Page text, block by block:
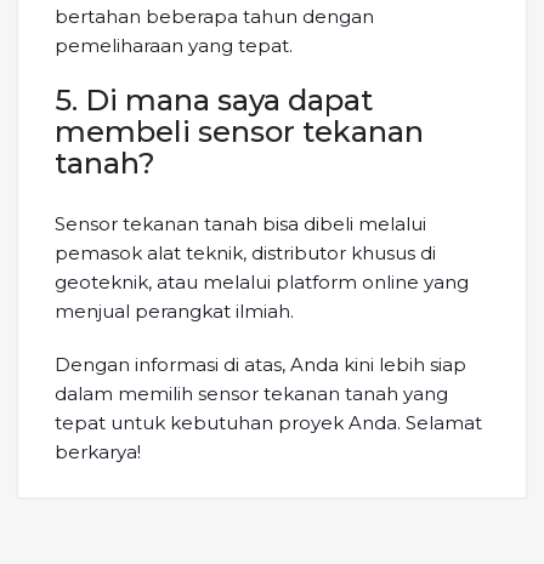
bertahan beberapa tahun dengan
pemeliharaan yang tepat.
5. Di mana saya dapat
membeli sensor tekanan
tanah?
Sensor tekanan tanah bisa dibeli melalui
pemasok alat teknik, distributor khusus di
geoteknik, atau melalui platform online yang
menjual perangkat ilmiah.
Dengan informasi di atas, Anda kini lebih siap
dalam memilih sensor tekanan tanah yang
tepat untuk kebutuhan proyek Anda. Selamat
berkarya!